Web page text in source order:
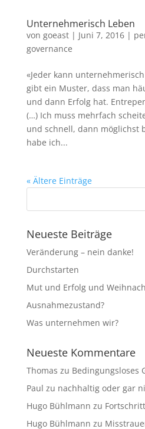
Unternehmerisch Leben
von goeast| Juni 7, 2016|
governance
«Jeder kann
gibt ein Muster, dass man
und dann Erfolg hat.
(…) Ich muss mehrfach
und schnell, dann möglichst
habe ich...
« Ältere Einträge
Neueste Beiträge
Veränderung – nein danke!
Durchstarten
Mut und Erfolg und
Ausnahmezustand?
Was unternehmen wir?
Neueste Kommentare
Thomas zu Bedingungsloses
Paul zu nachhaltig oder gar
Hugo Bühlmann zu
Hugo Bühlmann zu